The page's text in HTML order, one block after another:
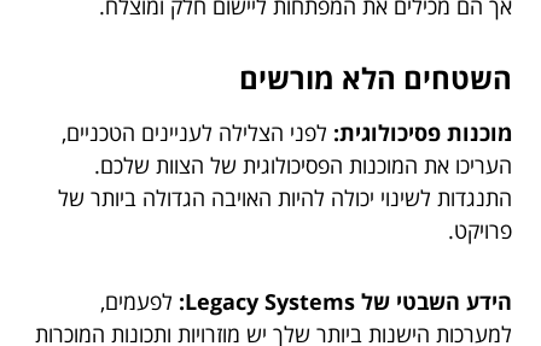
אך הם מכילים את המפתחות ליישום חלק ומוצלח.
השטחים הלא מורשים
מוכנות פסיכולוגית: לפני הצלילה לעניינים הטכניים,
העריכו את המוכנות הפסיכולוגית של הצוות שלכם.
התנגדות לשינוי יכולה להיות האויבה הגדולה ביותר של
פרויקט.
הידע השבטי של Legacy Systems:
לפעמים,
למערכות הישנות ביותר שלך יש מוזרויות ותכונות המוכרות